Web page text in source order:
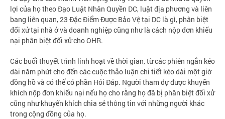
lợi của họ theo Đạo Luật Nhân Quyền DC, luật địa phương và liên
bang liên quan, 23 Đặc Điểm Được Bảo Vệ tại DC là gì, phân biệt
đối xử tại nhà ở và doanh nghiệp cũng như là cách nộp đơn khiếu
nại phân biệt đối xử cho OHR.
Các buổi thuyết trình linh hoạt về thời gian, từ các phiên ngắn kéo
dài năm phút cho đến các cuộc thảo luận chi tiết kéo dài một giờ
đồng hồ và có thể có phần Hỏi Đáp. Người tham dự được khuyến
khích nộp đơn khiếu nại nếu họ cho rằng họ đã bị phân biệt đối xử
cũng như khuyến khích chia sẻ thông tin với những người khác
trong cộng đồng của họ.